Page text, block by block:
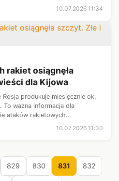
na której zapi...
10.07.2026 11:34
rakiet osiągnęła
dla Kijowa
produkuje miesięcznie ok.
ważna informacja dla
ataków rakietowych
Putina.
10.07.2026 11:30
829 830 831 832